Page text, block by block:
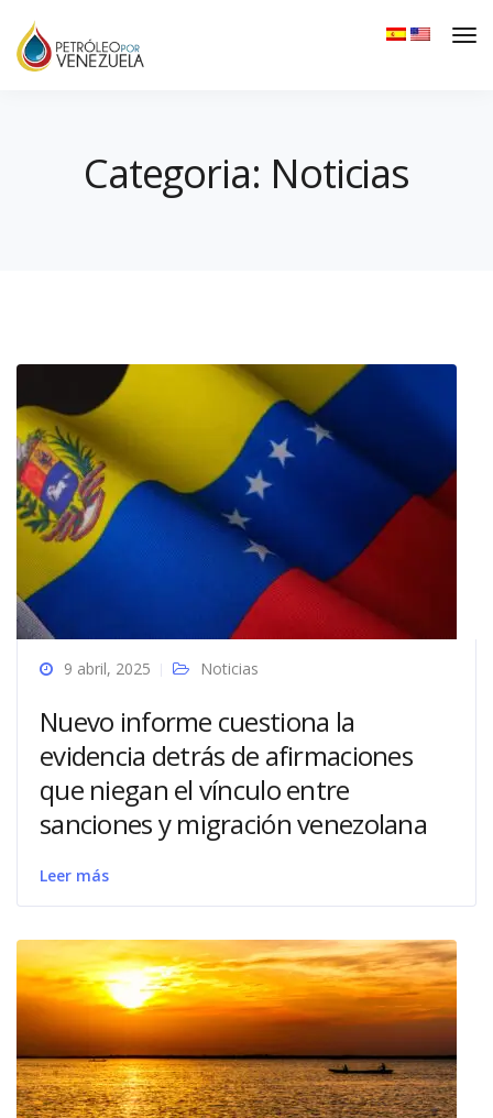
Categoria: Noticias
9 abril, 2025 Noticias
Nuevo informe cuestiona la
evidencia detrás de afirmaciones
que niegan el vínculo entre
sanciones y migración venezolana
Leer más